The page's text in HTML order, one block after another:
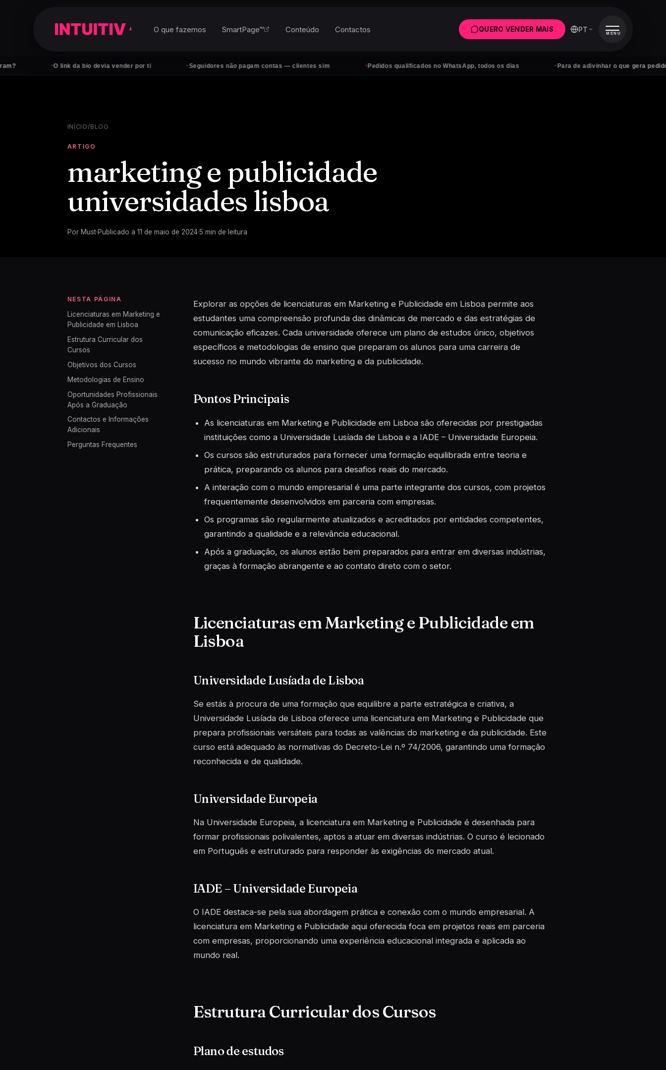
O link da bio devia vender por ti Seguidores não pagam contas — clientes sim Pedidos qualificados no WhatsApp, todos os dias Para de adivinhar o que gera pedidos
O que fazemos SmartPage™ Conteúdo Contactos QUERO VENDER MAIS PT MENU
INÍCIO/BLOG
ARTIGO
marketing e publicidade
universidades lisboa
Por Must·Publicado a 11 de maio de 2024·5 min de leitura
NESTA PÁGINA
Licenciaturas em Marketing e
Publicidade em Lisboa
Estrutura Curricular dos
Cursos
Objetivos dos Cursos
Metodologias de Ensino
Oportunidades Profissionais
Após a Graduação
Contactos e Informações
Adicionais
Perguntas Frequentes
Explorar as opções de licenciaturas em Marketing e Publicidade em Lisboa permite aos
estudantes uma compreensão profunda das dinâmicas de mercado e das estratégias de
comunicação eficazes. Cada universidade oferece um plano de estudos único, objetivos
específicos e metodologias de ensino que preparam os alunos para uma carreira de
sucesso no mundo vibrante do marketing e da publicidade.
Pontos Principais
As licenciaturas em Marketing e Publicidade em Lisboa são oferecidas por prestigiadas
instituições como a Universidade Lusíada de Lisboa e a IADE – Universidade Europeia.
Os cursos são estruturados para fornecer uma formação equilibrada entre teoria e
prática, preparando os alunos para desafios reais do mercado.
A interação com o mundo empresarial é uma parte integrante dos cursos, com projetos
frequentemente desenvolvidos em parceria com empresas.
Os programas são regularmente atualizados e acreditados por entidades competentes,
garantindo a qualidade e a relevância educacional.
Após a graduação, os alunos estão bem preparados para entrar em diversas indústrias,
graças à formação abrangente e ao contato direto com o setor.
Licenciaturas em Marketing e Publicidade em
Lisboa
Universidade Lusíada de Lisboa
Se estás à procura de uma formação que equilibre a parte estratégica e criativa, a
Universidade Lusíada de Lisboa oferece uma licenciatura em Marketing e Publicidade que
prepara profissionais versáteis para todas as valências do marketing e da publicidade. Este
curso está adequado às normativas do Decreto-Lei n.º 74/2006, garantindo uma formação
reconhecida e de qualidade.
Universidade Europeia
Na Universidade Europeia, a licenciatura em Marketing e Publicidade é desenhada para
formar profissionais polivalentes, aptos a atuar em diversas indústrias. O curso é lecionado
em Português e estruturado para responder às exigências do mercado atual.
IADE – Universidade Europeia
O IADE destaca-se pela sua abordagem prática e conexão com o mundo empresarial. A
licenciatura em Marketing e Publicidade aqui oferecida foca em projetos reais em parceria
com empresas, proporcionando uma experiência educacional integrada e aplicada ao
mundo real.
Estrutura Curricular dos Cursos
Plano de estudos